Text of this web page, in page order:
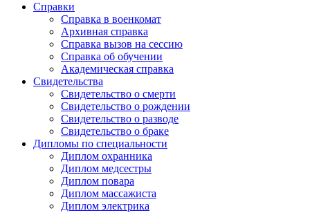
Справки
Справка в военкомат
Архивная справка
Справка вызов на сессию
Справка об обучении
Академическая справка
Свидетельства
Свидетельство о смерти
Свидетельство о рождении
Свидетельство о разводе
Свидетельство о браке
Дипломы по специальности
Диплом охранника
Диплом медсестры
Диплом повара
Диплом массажиста
Диплом электрика